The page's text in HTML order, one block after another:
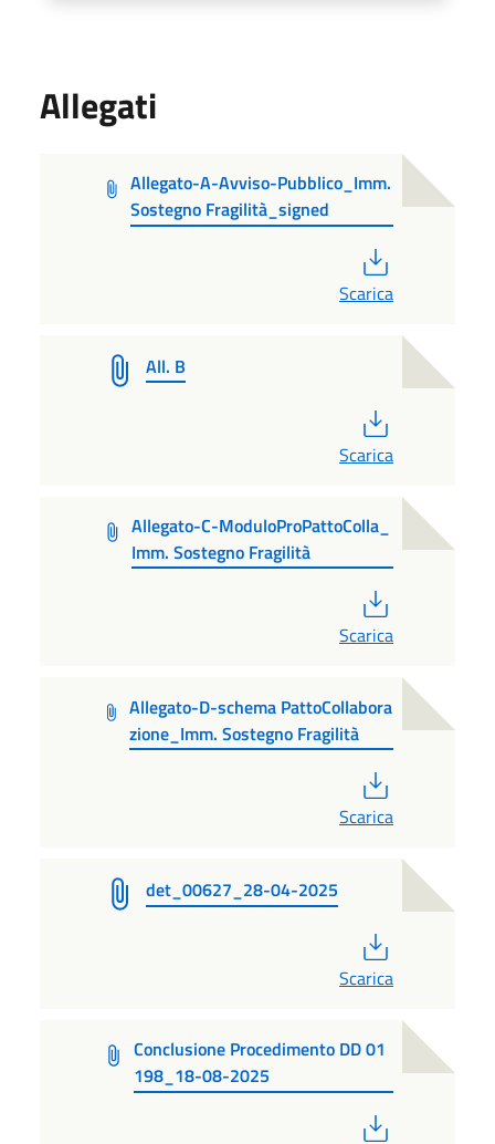
Allegati
Allegato-A-Avviso-Pubblico_Imm.
Sostegno Fragilità_signed
Scarica
All. B
Scarica
Allegato-C-ModuloProPattoColla_
Imm. Sostegno Fragilità
Scarica
Allegato-D-schema PattoCollabora
zione_Imm. Sostegno Fragilità
Scarica
det_00627_28-04-2025
Scarica
Conclusione Procedimento DD 01
198_18-08-2025